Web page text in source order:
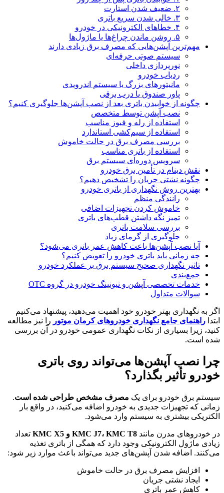
۲. ضعیف شدن استارت
۳. خالی شدن سریع باتری
۴. خطاهای الکترونیکی در خودرو
۵. روشن ماندن چراغ‌ها یا ماژول‌ها
مهم‌ترین آپشن‌هایی که مصرف برق زیادی دارند
سیستم صوتی حرفه‌ای
نورپردازی داخلی
ردیاب خودرو
مانیتورهای بزرگ یا سیستم اندرویدی
پاور صندوق یا درب برقی
چگونه از خوابیدن باتری بعد از نصب آپشن‌ها جلوگیری کنیم؟
نصب آپشن توسط متخصص
استفاده از رله و فیوز مناسب
استفاده از سیم‌کشی استاندارد
بررسی مصرف برق در حالت خاموش
استفاده از باتری مناسب
سرویس دوره‌ای سیستم برق
نقش دینام در تأمین برق خودرو
چگونه نشتی جریان را تشخیص دهیم؟
بهترین روش نگهداری از باتری خودرو
رانندگی منظم
خاموش کردن تجهیزات اضافی
تمیز نگه داشتن قطب‌های باتری
بررسی سلامت باتری
جلوگیری از گرمای زیاد
آیا نصب آپشن‌ها باعث کاهش عمر باتری می‌شود؟
چه زمانی باید باتری خودرو را تعویض کنیم؟
تاثیر نگهداری صحیح سیستم برق بر عملکرد خودرو
جمع‌بندی
خدمات تخصصی آپشن و تیونینگ خودرو در گروه OTC
سوالات متداول
اگر به نگهداری بهتر خودرو خود اهمیت می‌دهید، پیشنهاد می‌کنیم
ابتدا راهنمای جامع نگهداری خودروهای کرمان موتور را نیز مطالعه
کنید، زیرا بسیاری از نکات نگهداری عمومی خودرو در آن بررسی
شده است.
چرا نصب آپشن‌ها می‌تواند روی باتری
خودرو تأثیر بگذارد؟
سیستم برق خودرو برای یک مصرف مشخص طراحی شده است.
زمانی که تجهیزات جدیدی به خودرو اضافه می‌کنید، در واقع بار
الکتریکی بیشتری به سیستم وارد می‌شود.
در خودروهای مدرن مانند KMC J7، KMC T8 و KMC X5
تعداد
زیادی ماژول الکترونیکی وجود دارد که همگی از باتری تغذیه
می‌کنند. اضافه شدن آپشن‌های جدید می‌تواند باعث موارد زیر شود:
افزایش مصرف برق در حالت خاموش
ایجاد نشتی جریان
کاهش عمر باتری